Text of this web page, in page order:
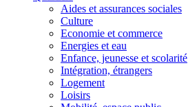
Aides et assurances sociales
Culture
Economie et commerce
Energies et eau
Enfance, jeunesse et scolarité
Intégration, étrangers
Logement
Loisirs